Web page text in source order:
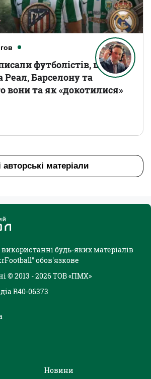
футболістів, що
Реал, Барселону та
вони та як «докотилися»
авторські матеріали
будь-яких матеріалів
обов'язкове
© 2013 - 2026 ТОВ «ПМХ»
R40-06373
Новини